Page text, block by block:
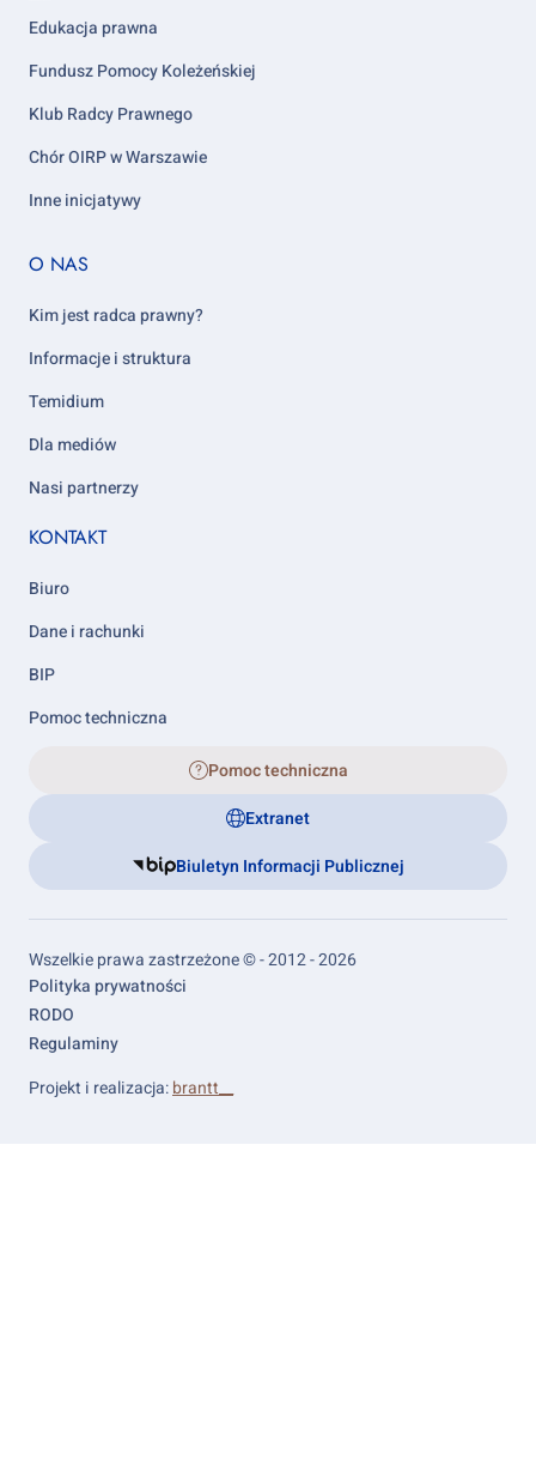
Edukacja prawna
Fundusz Pomocy Koleżeńskiej
Klub Radcy Prawnego
Chór OIRP w Warszawie
Inne inicjatywy
Footer
5
O NAS
Kim jest radca prawny?
Informacje i struktura
Temidium
Dla mediów
Nasi partnerzy
KONTAKT
Biuro
Dane i rachunki
BIP
Pomoc techniczna
Pomoc techniczna
Extranet
Biuletyn Informacji Publicznej
Wszelkie prawa zastrzeżone © - 2012 - 2026
Footer
links
Polityka prywatności
RODO
Regulaminy
Projekt i realizacja:brantt__